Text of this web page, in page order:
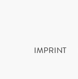
IMPRINT